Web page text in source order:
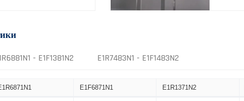
- E1F1381N2 E1R7483N1 - E1F1483N2
E1F6871N1 E1R1371N2